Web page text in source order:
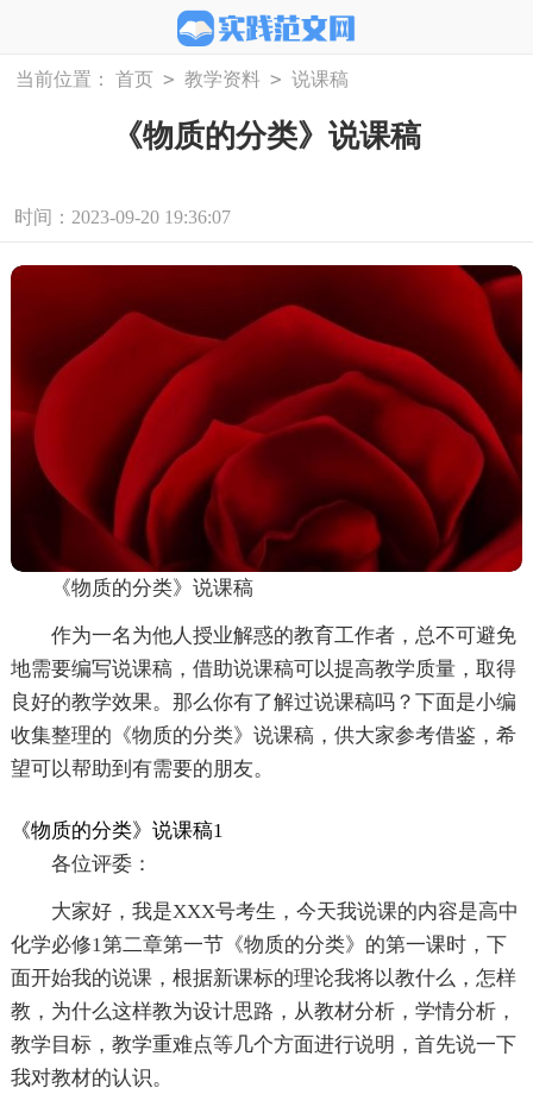
当前位置： 首页 > 教学资料 > 说课稿
《物质的分类》说课稿
时间：2023-09-20 19:36:07
《物质的分类》说课稿
作为一名为他人授业解惑的教育工作者，总不可避免
地需要编写说课稿，借助说课稿可以提高教学质量，取得
良好的教学效果。那么你有了解过说课稿吗？下面是小编
收集整理的《物质的分类》说课稿，供大家参考借鉴，希
望可以帮助到有需要的朋友。
《物质的分类》说课稿1
各位评委：
大家好，我是XXX号考生，今天我说课的内容是高中
化学必修1第二章第一节《物质的分类》的第一课时，下
面开始我的说课，根据新课标的理论我将以教什么，怎样
教，为什么这样教为设计思路，从教材分析，学情分析，
教学目标，教学重难点等几个方面进行说明，首先说一下
我对教材的认识。